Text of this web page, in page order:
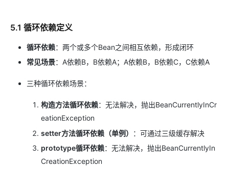
5.1 循环依赖定义
循环依赖：两个或多个Bean之间相互依赖，形成闭环
常见场景：A依赖B，B依赖A；A依赖B，B依赖C，C依赖A
三种循环依赖场景：
构造方法循环依赖：无法解决，抛出BeanCurrentlyInCr
eationException
setter方法循环依赖（单例）
：可通过三级缓存解决
prototype循环依赖：无法解决，抛出BeanCurrentlyIn
CreationException